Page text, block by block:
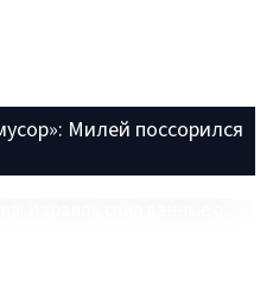
Милей поссорился